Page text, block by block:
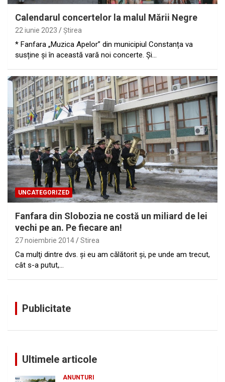
Calendarul concertelor la malul Mării Negre
22 iunie 2023 Ştirea
* Fanfara „Muzica Apelor” din municipiul Constanța va
susține și în această vară noi concerte. Și…
UNCATEGORIZED
Fanfara din Slobozia ne costă un miliard de lei
vechi pe an. Pe fiecare an!
27 noiembrie 2014 Stirea
Ca mulţi dintre dvs. şi eu am călătorit şi, pe unde am trecut,
cât s-a putut,…
Publicitate
Ultimele articole
ANUNTURI